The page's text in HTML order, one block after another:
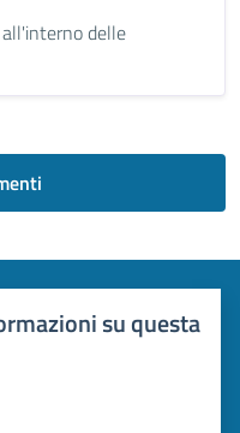
delle
su questa